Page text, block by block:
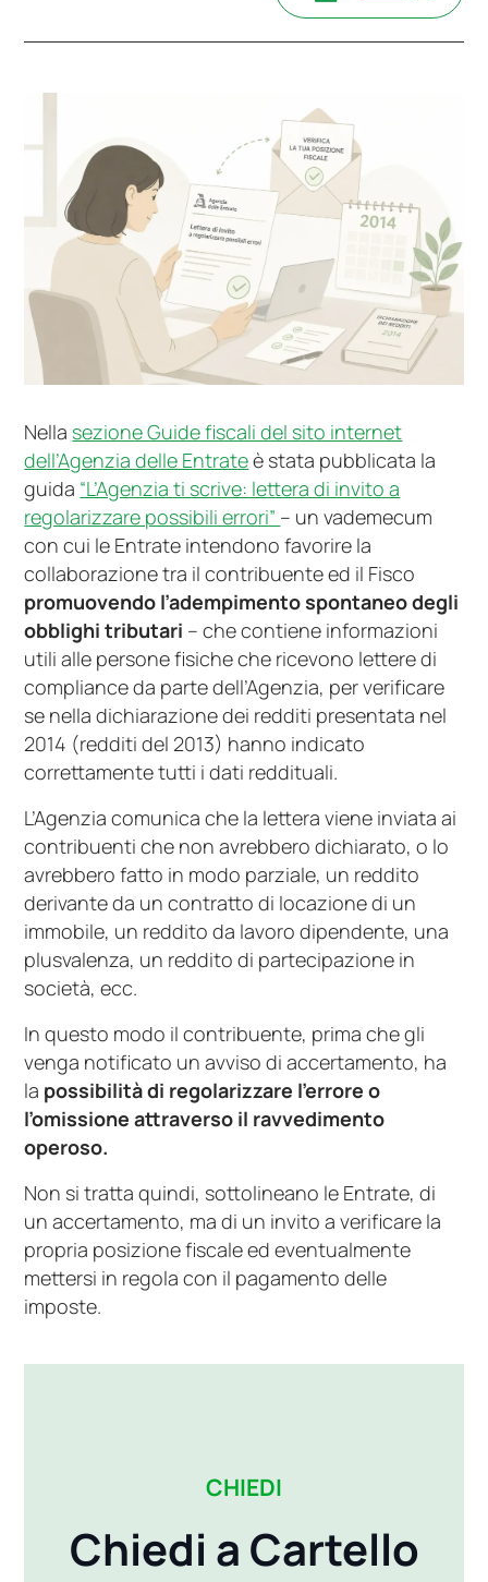
Nella sezione Guide fiscali del sito internet
dell’Agenzia delle Entrateè stata pubblicata la
guida “L’Agenzia ti scrive: lettera di invito a
regolarizzare possibili errori” – un vademecum
con cui le Entrate intendono favorire la
collaborazione tra il contribuente ed il Fisco
promuovendo l’adempimento spontaneo degli
obblighi tributari – che contiene informazioni
utili alle persone fisiche che ricevono lettere di
compliance da parte dell’Agenzia, per verificare
se nella dichiarazione dei redditi presentata nel
2014 (redditi del 2013) hanno indicato
correttamente tutti i dati reddituali.
L’Agenzia comunica che la lettera viene inviata ai
contribuenti che non avrebbero dichiarato, o lo
avrebbero fatto in modo parziale, un reddito
derivante da un contratto di locazione di un
immobile, un reddito da lavoro dipendente, una
plusvalenza, un reddito di partecipazione in
società, ecc.
In questo modo il contribuente, prima che gli
venga notificato un avviso di accertamento, ha
la possibilità di regolarizzare l’errore o
l’omissione attraverso il ravvedimento
operoso.
Non si tratta quindi, sottolineano le Entrate, di
un accertamento, ma di un invito a verificare la
propria posizione fiscale ed eventualmente
mettersi in regola con il pagamento delle
imposte.
CHIEDI
Chiedi a Cartello